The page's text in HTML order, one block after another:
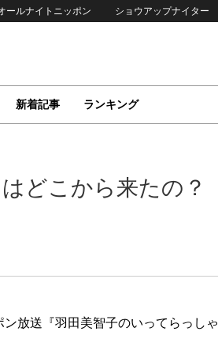
ールナイトニッポン ショウアップナイター
新着記事 ランキング
どこから来たの？
放送『羽田美智子のいってらっしゃ